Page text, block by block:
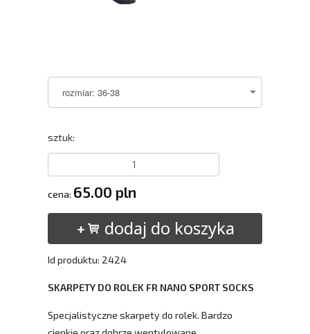
sztuk:
cena: 65.00 pln
dodaj do koszyka
Id produktu: 2424
SKARPETY DO ROLEK FR NANO SPORT SOCKS
Specjalistyczne skarpety do rolek. Bardzo